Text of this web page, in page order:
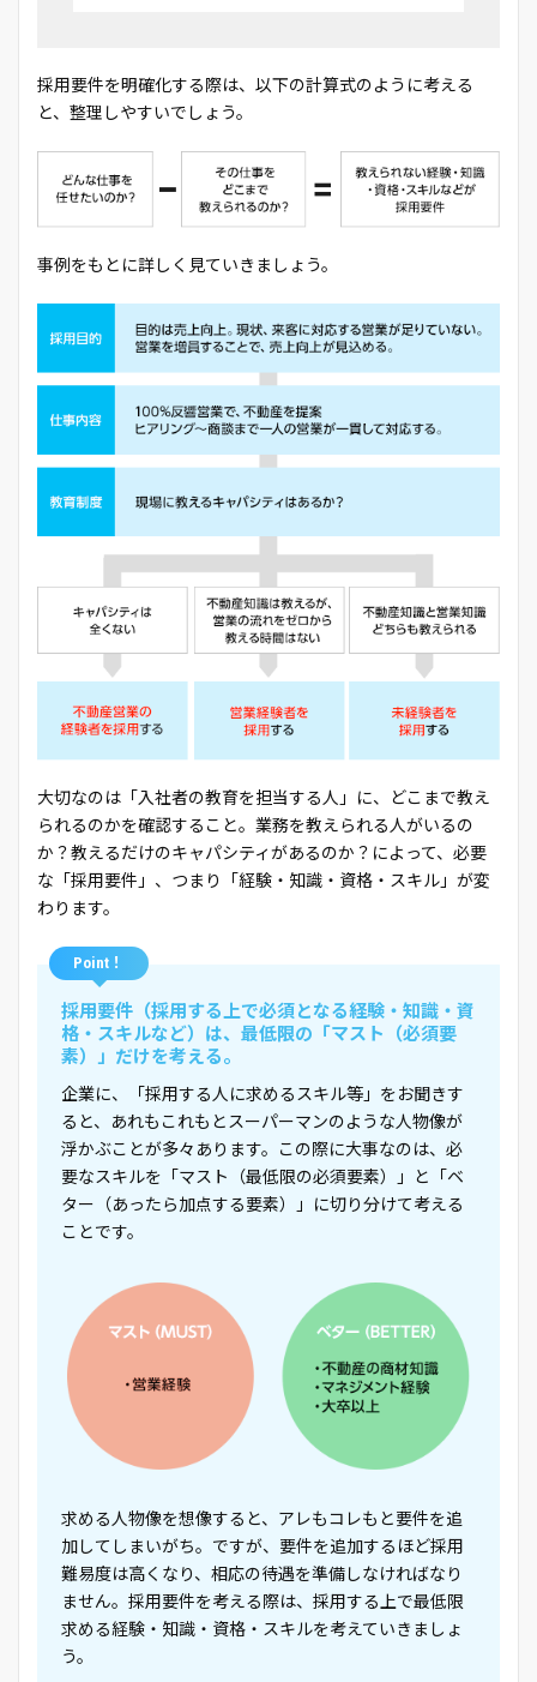
採用要件を明確化する際は、以下の計算式のように考える
と、整理しやすいでしょう。
事例をもとに詳しく見ていきましょう。
大切なのは「入社者の教育を担当する人」に、どこまで教え
られるのかを確認すること。業務を教えられる人がいるの
か？教えるだけのキャパシティがあるのか？によって、必要
な「採用要件」、つまり「経験・知識・資格・スキル」が変
わります。
Point！
採用要件（採用する上で必須となる経験・知識・資
格・スキルなど）は、最低限の「マスト（必須要
素）」だけを考える。
企業に、「採用する人に求めるスキル等」をお聞きす
ると、あれもこれもとスーパーマンのような人物像が
浮かぶことが多々あります。この際に大事なのは、必
要なスキルを「マスト（最低限の必須要素）」と「ベ
ター（あったら加点する要素）」に切り分けて考える
ことです。
求める人物像を想像すると、アレもコレもと要件を追
加してしまいがち。ですが、要件を追加するほど採用
難易度は高くなり、相応の待遇を準備しなければなり
ません。採用要件を考える際は、採用する上で最低限
求める経験・知識・資格・スキルを考えていきましょ
う。